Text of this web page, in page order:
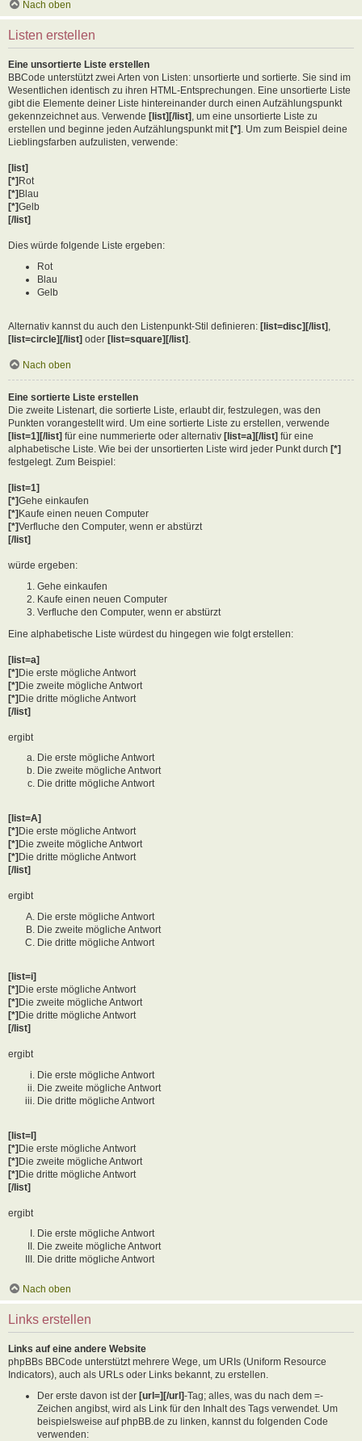
Nach oben
Listen erstellen
Eine unsortierte Liste erstellen
BBCode unterstützt zwei Arten von Listen: unsortierte und sortierte. Sie sind im
Wesentlichen identisch zu ihren HTML-Entsprechungen. Eine unsortierte Liste
gibt die Elemente deiner Liste hintereinander durch einen Aufzählungspunkt
gekennzeichnet aus. Verwende [list][/list] , um eine unsortierte Liste zu
erstellen und beginne jeden Aufzählungspunkt mit [*] . Um zum Beispiel deine
Lieblingsfarben aufzulisten, verwende:
[list]
[*] Rot
[*] Blau
[*]Gelb
[/list]
Dies würde folgende Liste ergeben:
Rot
Blau
Gelb
Alternativ kannst du auch den Listenpunkt-Stil definieren: [list=disc][/list] ,
[list=circle][/list] oder [list=square][/list] .
Nach oben
Eine sortierte Liste erstellen
Die zweite Listenart, die sortierte Liste, erlaubt dir, festzulegen, was den
Punkten vorangestellt wird. Um eine sortierte Liste zu erstellen, verwende
[list=1][/list] für eine nummerierte oder alternativ [list=a][/list] für eine
alphabetische Liste. Wie bei der unsortierten Liste wird jeder Punkt durch [*]
festgelegt. Zum Beispiel:
[list=1]
[*]Gehe einkaufen
[*] Kaufe einen neuen Computer
[*]Verfluche den Computer, wenn er abstürzt
[/list]
würde ergeben:
Gehe einkaufen
Kaufe einen neuen Computer
Verfluche den Computer, wenn er abstürzt
Eine alphabetische Liste würdest du hingegen wie folgt erstellen:
[list=a]
[*]Die erste mögliche Antwort
[*]Die zweite mögliche Antwort
[*]Die dritte mögliche Antwort
[/list]
ergibt
Die erste mögliche Antwort
Die zweite mögliche Antwort
Die dritte mögliche Antwort
[list=A]
[*] Die erste mögliche Antwort
[*] Die zweite mögliche Antwort
[*] Die dritte mögliche Antwort
[/list]
ergibt
Die erste mögliche Antwort
Die zweite mögliche Antwort
Die dritte mögliche Antwort
[list=i]
[*] Die erste mögliche Antwort
[*] Die zweite mögliche Antwort
[*] Die dritte mögliche Antwort
[/list]
ergibt
Die erste mögliche Antwort
Die zweite mögliche Antwort
Die dritte mögliche Antwort
[list=I]
[*]Die erste mögliche Antwort
[*]Die zweite mögliche Antwort
[*]Die dritte mögliche Antwort
[/list]
ergibt
Die erste mögliche Antwort
Die zweite mögliche Antwort
Die dritte mögliche Antwort
Nach oben
Links erstellen
Links auf eine andere Website
phpBBs BBCode unterstützt mehrere Wege, um URIs (Uniform Resource
Indicators), auch als URLs oder Links bekannt, zu erstellen.
Der erste davon ist der [url=][/url]-Tag; alles, was du nach dem =-
Zeichen angibst, wird als Link für den Inhalt des Tags verwendet. Um
beispielsweise auf phpBB.de zu linken, kannst du folgenden Code
verwenden: